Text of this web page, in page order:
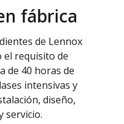
fábrica
de Lennox
el requisito de
de 40 horas de
intensivas y
diseño,
servicio.